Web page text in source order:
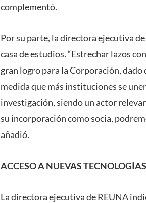
complementó.
Por su parte, la directora ejecutiva
casa de estudios. “Estrechar lazos
gran logro para la Corporación, dado
medida que más instituciones se
investigación, siendo un actor
su incorporación como socia,
añadió.
ACCESO A NUEVAS TECNOLOGÍAS
La directora ejecutiva de REUNA